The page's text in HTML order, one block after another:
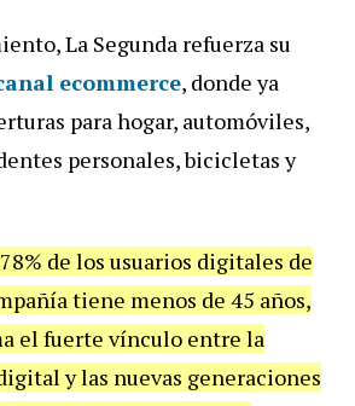
La Segunda refuerza su
ecommerce, donde ya
para hogar, automóviles,
personales, bicicletas y
de los usuarios digitales de
tiene menos de 45 años,
el fuerte vínculo entre la
y las nuevas generaciones